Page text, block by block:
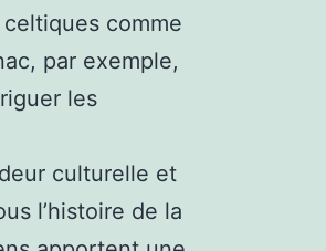
comme
par exemple,
les
culturelle et
l’histoire de la